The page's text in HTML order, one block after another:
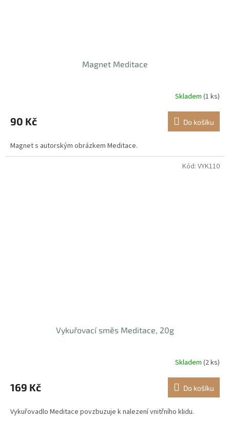
Magnet Meditace
Skladem (1 ks)
90 Kč Do košíku
Magnet s autorským obrázkem Meditace.
Vykuřovací směs Meditace, 20g
Skladem (2 ks)
169 Kč Do košíku
Vykuřovadlo Meditace povzbuzuje k nalezení vnitřního klidu.
Kód: VYK110